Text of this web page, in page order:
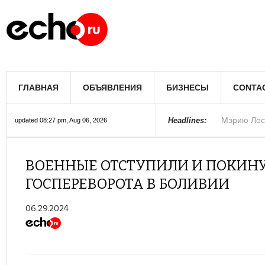
ГЛАВНАЯ ОБЪЯВЛЕНИЯ БИЗНЕСЫ
updated 08:27 pm, Aug 06, 2026 Headlines:
Мэрию
Более 300
В округе
Фермеры
В Лас-
Раскрыты
Ариана
Стало
В Госдуме
ВОЕННЫЕ ОТСТУПИЛИ И
ГОСПЕРЕВОРОТА В БОЛИВИИ
06.29.2024